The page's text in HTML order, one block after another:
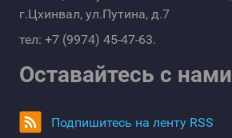
г.Цхинвал, ул.Путина, д.7
тел: +7 (9974) 45-47-63.
Оставайтесь с нами
Подпишитесь на ленту RSS